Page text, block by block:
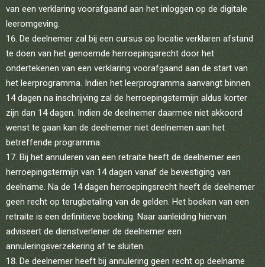
van een verklaring voorafgaand aan het inloggen op de digitale
leeromgeving.
De deelnemer zal bij een cursus op locatie verklaren afstand
te doen van het genoemde herroepingsrecht door het
ondertekenen van een verklaring voorafgaand aan de start van
het leerprogramma. Indien het leerprogramma aanvangt binnen
14 dagen na inschrijving zal de herroepingstermijn aldus korter
zijn dan 14 dagen. Indien de deelnemer daarmee niet akkoord
wenst te gaan kan de deelnemer niet deelnemen aan het
betreffende programma.
Bij het annuleren van een retraite heeft de deelnemer een
herroepingstermijn van 14 dagen vanaf de bevestiging van
deelname. Na de 14 dagen herroepingsrecht heeft de deelnemer
geen recht op terugbetaling van de gelden. Het boeken van een
retraite is een definitieve boeking. Naar aanleiding hiervan
adviseert de dienstverlener de deelnemer een
annuleringsverzekering af te sluiten.
De deelnemer heeft bij annulering geen recht op deelname